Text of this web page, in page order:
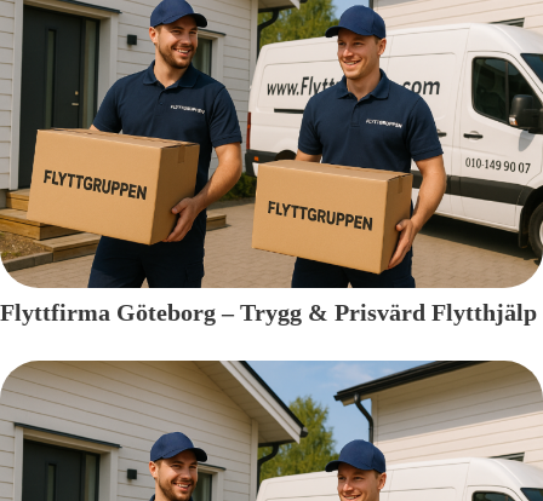
Flyttfirma Göteborg – Trygg & Prisvärd Flytthjälp